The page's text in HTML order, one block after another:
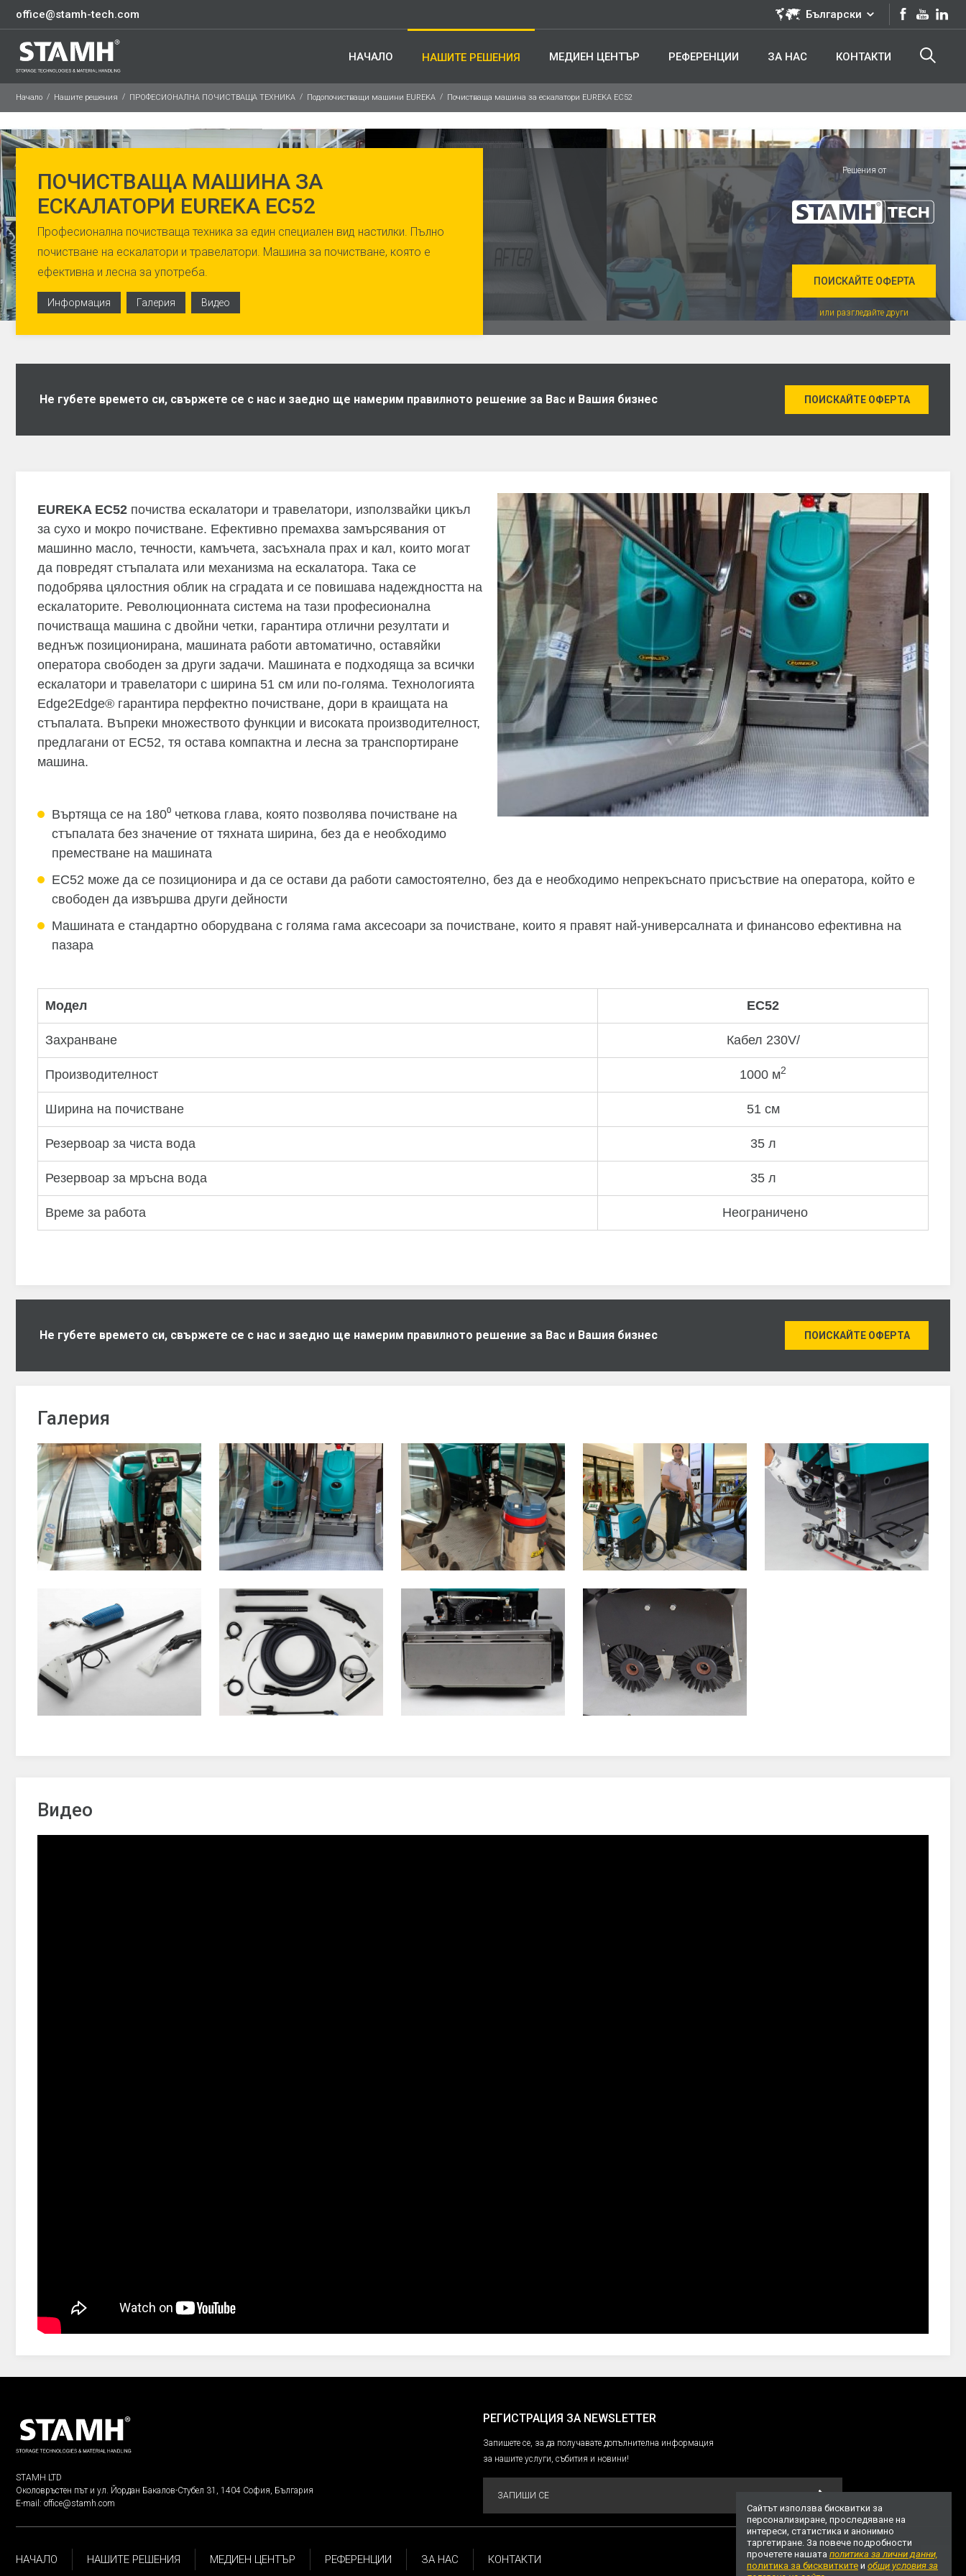
office@stamh-tech.com Български
НАЧАЛО НАШИТЕ РЕШЕНИЯ МЕДИЕН ЦЕНТЪР РЕФЕРЕНЦИИ ЗА НАС КОНТАКТИ
Начало Нашите решения ПРОФЕСИОНАЛНА ПОЧИСТВАЩА ТЕХНИКА Подопочистващи машини EUREKA Почистваща машина за ескалатори EUREKA EC52
ПОЧИСТВАЩА МАШИНА ЗА
ЕСКАЛАТОРИ EUREKA EC52
Професионална почистваща техника за един специален вид настилки. Пълно
почистване на ескалатори и травелатори. Машина за почистване, която е
ефективна и лесна за употреба.
Информация Галерия Видео
Решения от
ПОИСКАЙТЕ ОФЕРТА
или разгледайте други
Не губете времето си, свържете се с нас и заедно ще намерим правилното решение за Вас и Вашия бизнес ПОИСКАЙТЕ ОФЕРТА
EUREKA EC52 почиства ескалатори и травелатори, използвайки цикъл
за сухо и мокро почистване. Ефективно премахва замърсявания от
машинно масло, течности, камъчета, засъхнала прах и кал, които могат
да повредят стъпалата или механизма на ескалатора. Така се
подобрява цялостния облик на сградата и се повишава надеждността на
ескалаторите. Революционната система на тази професионална
почистваща машина с двойни четки, гарантира отлични резултати и
веднъж позиционирана, машината работи автоматично, оставяйки
оператора свободен за други задачи. Машината е подходяща за всички
ескалатори и травелатори с ширина 51 см или по-голяма. Технологията
Edge2Edge® гарантира перфектно почистване, дори в краищата на
стъпалата. Въпреки множеството функции и високата производителност,
предлагани от EC52, тя остава компактна и лесна за транспортиране
машина.
Въртяща се на 180⁰ четкова глава, която позволява почистване на
стъпалата без значение от тяхната ширина, без да е необходимо
преместване на машината
EC52 може да се позиционира и да се остави да работи самостоятелно, без да е необходимо непрекъснато присъствие на оператора, който е
свободен да извършва други дейности
Машината е стандартно оборудвана с голяма гама аксесоари за почистване, които я правят най-универсалната и финансово ефективна на
пазара
Модел EC52
Захранване Кабел 230V/
Производителност 1000 м2
Ширина на почистване 51 см
Резервоар за чиста вода 35 л
Резервоар за мръсна вода 35 л
Време за работа Неограничено
Не губете времето си, свържете се с нас и заедно ще намерим правилното решение за Вас и Вашия бизнес ПОИСКАЙТЕ ОФЕРТА
Галерия
Видео
STAMH LTD
Околовръстен път и ул. Йордан Бакалов-Стубел 31, 1404 София, България
E-mail: office@stamh.com
РЕГИСТРАЦИЯ ЗА NEWSLETTER
Запишете се, за да получавате допълнителнa информация
за нашите услуги, събития и новини!
ЗАПИШИ СЕ
НАЧАЛО НАШИТЕ РЕШЕНИЯ МЕДИЕН ЦЕНТЪР РЕФЕРЕНЦИИ ЗА НАС КОНТАКТИ
НАГОРЕ
Сайтът използва бисквитки за
персонализиране, проследяване на
интереси, статистика и анонимно
таргетиране. За повече подробности
прочетете нашата политика за лични данни,
политика за бисквитките и общи условия за